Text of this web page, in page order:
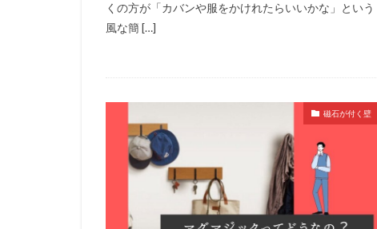
くの方が「カバンや服をかけれたらいいかな」という
風な簡 […]
磁石が付く壁